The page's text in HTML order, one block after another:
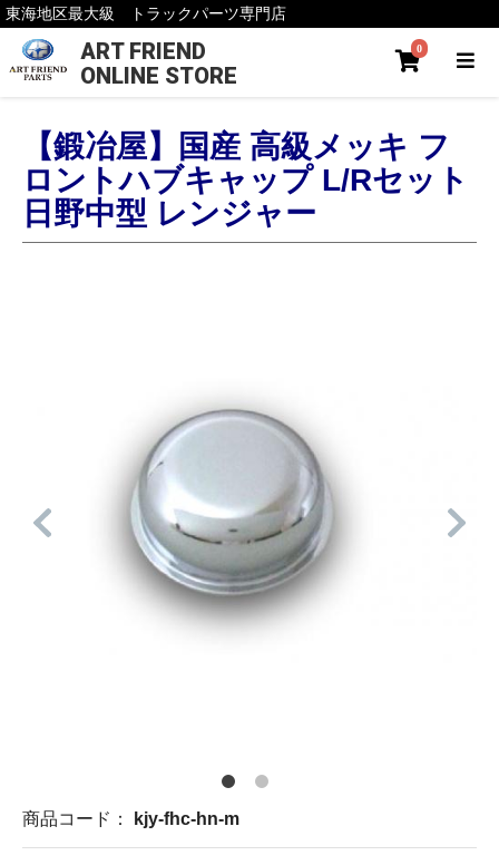
東海地区最大級 トラックパーツ専門店
ART FRIEND
ONLINE STORE
0
【鍛冶屋】国産 高級メッキ フ
ロントハブキャップ L/Rセット
日野中型 レンジャー
商品コード： kjy-fhc-hn-m